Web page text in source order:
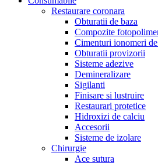
Restaurare coronara
Obturatii de baza
Compozite
Cimenturi ionomeri
Obturatii provizorii
Sisteme adezive
Demineralizare
Sigilanti
Finisare si lustruire
Restaurari protetice
Hidroxizi de calciu
Accesorii
Sisteme de izolare
Chirurgie
Ace sutura